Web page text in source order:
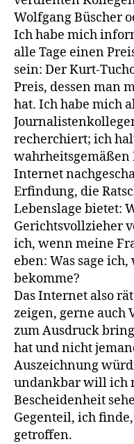
Wolfgang Büscher
Ich habe mich
alle Tage einen
sein: Der Kurt-
Preis, dessen man
hat. Ich habe mich
recherchiert; ich
Internet
Erfin­dung, die
Lebenslage bietet:
Gerichtsvollzieher
ich, wenn meine
eben: Was sage
bekomme?
Das Internet also
zeigen, gerne auch
zum Ausdruck
hat und nicht
Auszeichnung
undankbar will ich
Bescheiden­heit
Gegenteil, ich
getroffen.